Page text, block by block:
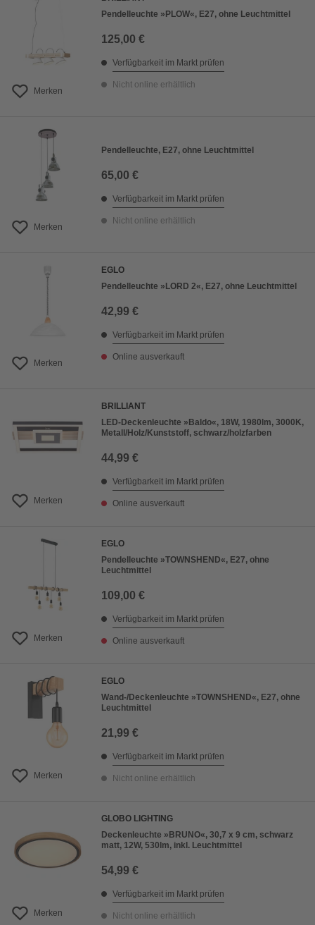
Merken
Pendelleuchte »PLOW«, E27, ohne Leuchtmittel
125,00 €
Verfügbarkeit im Markt prüfen
Nicht online erhältlich
Merken
Pendelleuchte, E27, ohne Leuchtmittel
65,00 €
Verfügbarkeit im Markt prüfen
Nicht online erhältlich
Merken
EGLO
Pendelleuchte »LORD 2«, E27, ohne Leuchtmittel
42,99 €
Verfügbarkeit im Markt prüfen
Online ausverkauft
Merken
BRILLIANT
LED-Deckenleuchte »Baldo«, 18W, 1980lm, 3000K,
Metall/Holz/Kunststoff, schwarz/holzfarben
44,99 €
Verfügbarkeit im Markt prüfen
Online ausverkauft
Merken
EGLO
Pendelleuchte »TOWNSHEND«, E27, ohne
Leuchtmittel
109,00 €
Verfügbarkeit im Markt prüfen
Online ausverkauft
Merken
EGLO
Wand-/Deckenleuchte »TOWNSHEND«, E27, ohne
Leuchtmittel
21,99 €
Verfügbarkeit im Markt prüfen
Nicht online erhältlich
Merken
GLOBO LIGHTING
Deckenleuchte »BRUNO«, 30,7 x 9 cm, schwarz
matt, 12W, 530lm, inkl. Leuchtmittel
54,99 €
Verfügbarkeit im Markt prüfen
Nicht online erhältlich